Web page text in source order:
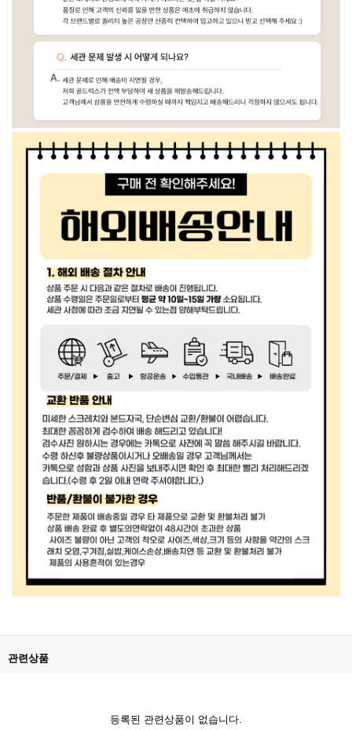
관련상품
등록된 관련상품이 없습니다.